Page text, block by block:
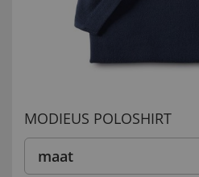
MODIEUS POLOSHIRT
maat